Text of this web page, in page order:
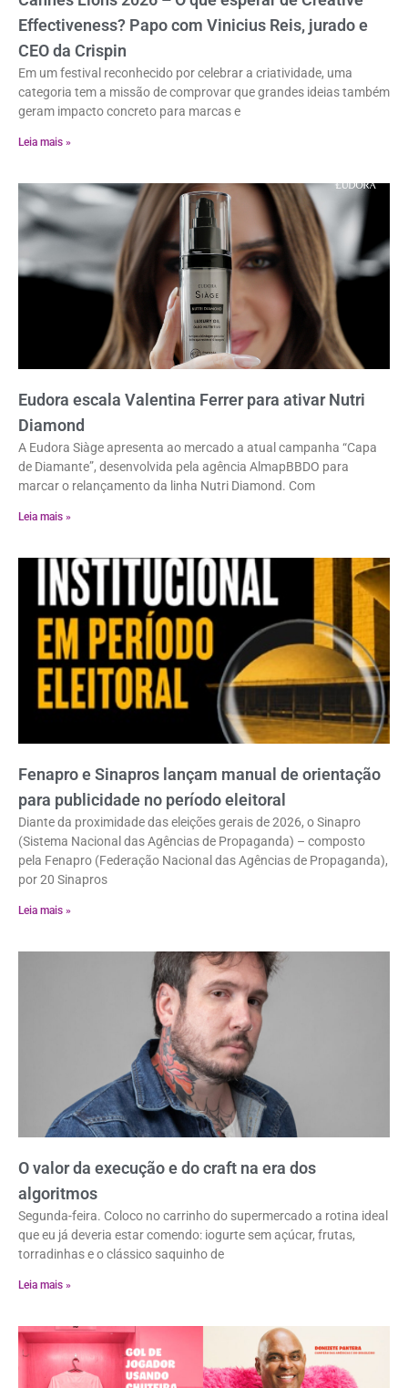
Effectiveness? Papo com Vinicius Reis, jurado e
CEO da Crispin
Em um festival reconhecido por celebrar a criatividade, uma
categoria tem a missão de comprovar que grandes ideias também
geram impacto concreto para marcas e
Leia mais »
Eudora escala Valentina Ferrer para ativar Nutri
Diamond
A Eudora Siàge apresenta ao mercado a atual campanha “Capa
de Diamante”, desenvolvida pela agência AlmapBBDO para
marcar o relançamento da linha Nutri Diamond. Com
Leia mais »
Fenapro e Sinapros lançam manual de orientação
para publicidade no período eleitoral
Diante da proximidade das eleições gerais de 2026, o Sinapro
(Sistema Nacional das Agências de Propaganda) – composto
pela Fenapro (Federação Nacional das Agências de Propaganda),
por 20 Sinapros
Leia mais »
O valor da execução e do craft na era dos
algoritmos
Segunda-feira. Coloco no carrinho do supermercado a rotina ideal
que eu já deveria estar comendo: iogurte sem açúcar, frutas,
torradinhas e o clássico saquinho de
Leia mais »